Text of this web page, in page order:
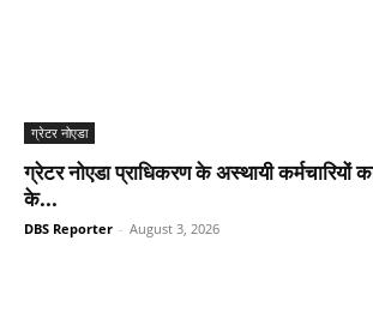
ग्रेटर नोएडा
ग्रेटर नोएडा प्राधिकरण के अस्थायी कर्मचारियों
के...
DBS Reporter - August 3, 2026